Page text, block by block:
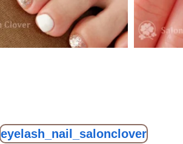
eyelash_nail_salonclover